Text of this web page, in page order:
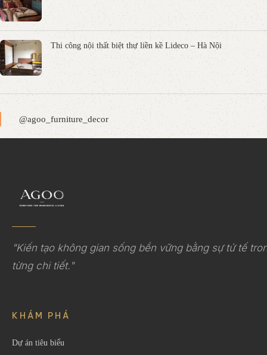
Thi công nội thất biệt thự liền kề Lideco – Hà Nội
@agoo_furniture_decor
"Kiến tạo không gian sống bền vững bằng sự tử tế
từng chi tiết."
KHÁM PHÁ
Dự án tiêu biểu